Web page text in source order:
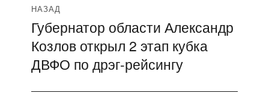
Навигация
по
записям
НАЗАД
Предыдущая
запись:
Губернатор области Александр
Козлов открыл 2 этап кубка
ДВФО по дрэг-рейсингу